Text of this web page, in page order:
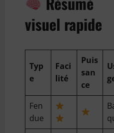
visuel rapide
Typ
e
Faci
lité
Puis
san
ce
Fen
due